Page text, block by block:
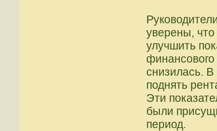
уверены, что
улучшить
снизилась.
поднять
Эти
были
период.